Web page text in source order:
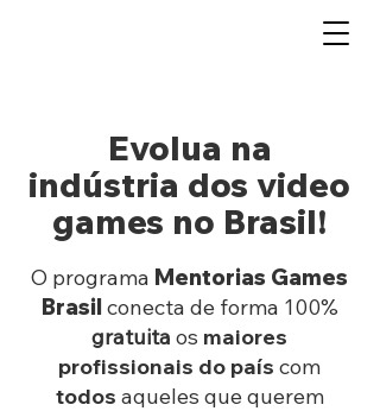
Evolua na
indústria dos video
games no Brasil!
O programa Mentorias Games
Brasilconecta de forma 100%
gratuita os maiores
profissionais do país com
todos aqueles que querem